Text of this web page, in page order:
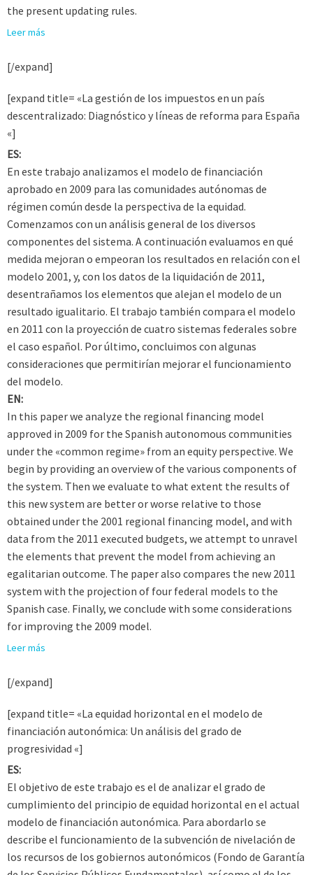
the present updating rules.
Leer más
[/expand]
[expand title= «La gestión de los impuestos en un país
descentralizado: Diagnóstico y líneas de reforma para España
«]
ES:
En este trabajo analizamos el modelo de financiación
aprobado en 2009 para las comunidades autónomas de
régimen común desde la perspectiva de la equidad.
Comenzamos con un análisis general de los diversos
componentes del sistema. A continuación evaluamos en qué
medida mejoran o empeoran los resultados en relación con el
modelo 2001, y, con los datos de la liquidación de 2011,
desentrañamos los elementos que alejan el modelo de un
resultado igualitario. El trabajo también compara el modelo
en 2011 con la proyección de cuatro sistemas federales sobre
el caso español. Por último, concluimos con algunas
consideraciones que permitirían mejorar el funcionamiento
del modelo.
EN:
In this paper we analyze the regional financing model
approved in 2009 for the Spanish autonomous communities
under the «common regime» from an equity perspective. We
begin by providing an overview of the various components of
the system. Then we evaluate to what extent the results of
this new system are better or worse relative to those
obtained under the 2001 regional financing model, and with
data from the 2011 executed budgets, we attempt to unravel
the elements that prevent the model from achieving an
egalitarian outcome. The paper also compares the new 2011
system with the projection of four federal models to the
Spanish case. Finally, we conclude with some considerations
for improving the 2009 model.
Leer más
[/expand]
[expand title= «La equidad horizontal en el modelo de
financiación autonómica: Un análisis del grado de
progresividad «]
ES:
El objetivo de este trabajo es el de analizar el grado de
cumplimiento del principio de equidad horizontal en el actual
modelo de financiación autonómica. Para abordarlo se
describe el funcionamiento de la subvención de nivelación de
los recursos de los gobiernos autonómicos (Fondo de Garantía